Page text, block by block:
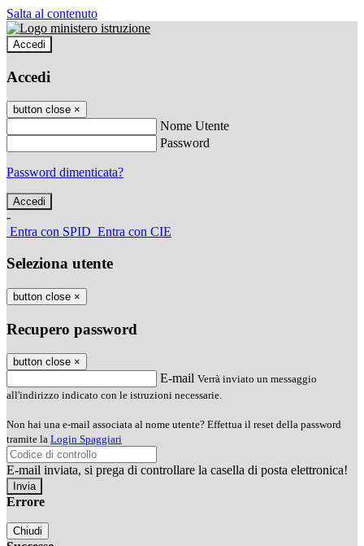
Salta al contenuto
Accedi
Accedi
button close ×
Nome Utente
Password
Password dimenticata?
-
Entra con SPID Entra con CIE
Seleziona utente
button close ×
Recupero password
button close ×
E-mail Verrà inviato un messaggio
all'indirizzo indicato con le istruzioni necessarie.
Non hai una e-mail associata al nome utente? Effettua il reset della password
tramite la Login Spaggiari
E-mail inviata, si prega di controllare la casella di posta elettronica!
Errore
Chiudi